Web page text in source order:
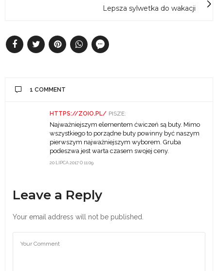
Lepsza sylwetka do wakacji
1 COMMENT
HTTPS://ZOIO.PL/ PISZE:
20 LIPCA 2017 O 11:09
Najważniejszym elementem ćwiczeń są buty. Mimo
wszystkiego to porządne buty powinny być naszym
pierwszym najważniejszym wyborem. Gruba
podeszwa jest warta czasem swojej ceny.
Leave a Reply
Your email address will not be published.